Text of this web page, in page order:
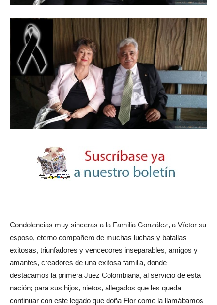
Condolencias muy sinceras a la Familia González, a Víctor su
esposo, eterno compañero de muchas luchas y batallas
exitosas, triunfadores y vencedores inseparables, amigos y
amantes, creadores de una exitosa familia, donde
destacamos la primera Juez Colombiana, al servicio de esta
nación; para sus hijos, nietos, allegados que les queda
continuar con este legado que doña Flor como la llamábamos